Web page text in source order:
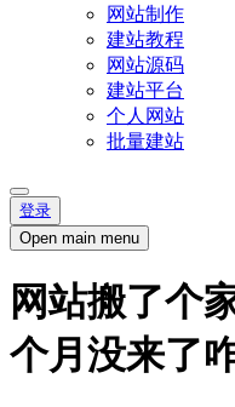
网站制作
建站教程
网站源码
建站平台
个人网站
批量建站
登录
Open main menu
网站搬了个
个月没来了